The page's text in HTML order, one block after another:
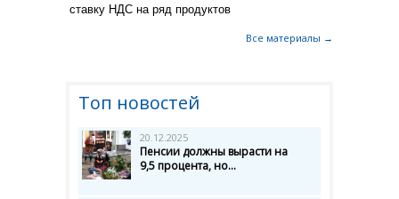
ставку НДС на ряд продуктов
Все материалы →
Топ новостей
20.12.2025
Пенсии должны вырасти на
9,5 процента, но...